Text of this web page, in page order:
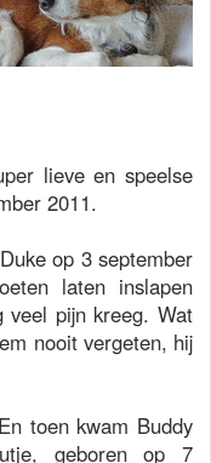
lieve en speelse
2011.
op 3 september
laten inslapen
veel pijn kreeg. Wat
nooit vergeten, hij
toen kwam Buddy
geboren op 7